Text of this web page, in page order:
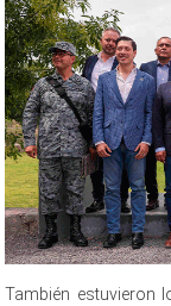
También estuvieron